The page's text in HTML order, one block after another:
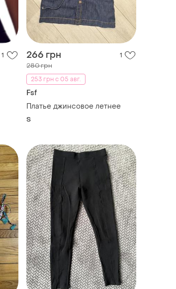
1 266 грн 1
280 грн
253 грн с 05 авг.
Fsf
Платье джинсовое летнее
S